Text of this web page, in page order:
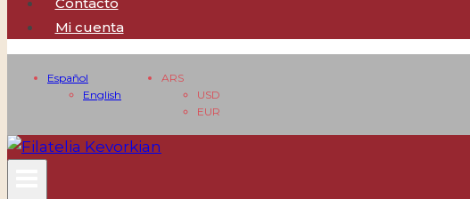
Mi cuenta
Español
English
ARS
USD
EUR